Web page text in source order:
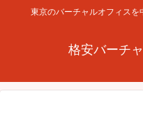
東京のバーチャルオフィスを
格安バーチ